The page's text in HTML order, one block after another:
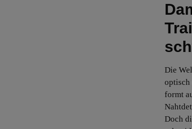
Die
optisch
formt
Doch